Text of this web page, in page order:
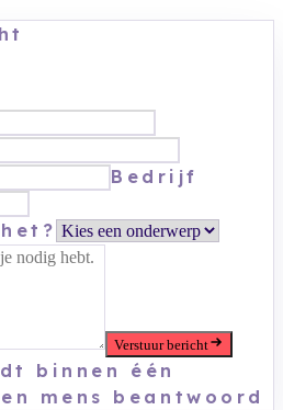
Bedrijf
Verstuur bericht
binnen één
mens beantwoord